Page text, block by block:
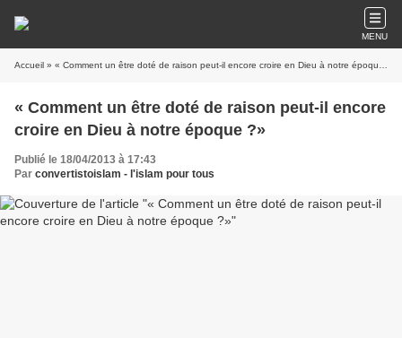
MENU
Accueil » « Comment un être doté de raison peut-il encore croire en Dieu à notre époque ?»
« Comment un être doté de raison peut-il encore
croire en Dieu à notre époque ?»
Publié le 18/04/2013 à 17:43
Par convertistoislam - l'islam pour tous